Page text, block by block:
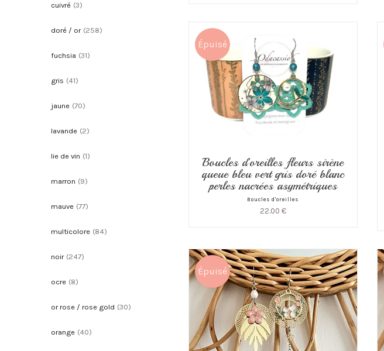
Épuisé
Boucles d’oreilles fleurs sirène
queue bleu vert gris doré blanc
perles nacrées asymétriques
Boucles d'oreilles
22.00 €
Épuisé
cuivré (3)
doré / or (258)
fuchsia (31)
gris (41)
jaune (70)
lavande (2)
lie de vin (1)
marron (9)
mauve (77)
multicolore (84)
noir (247)
ocre (8)
or rose / rose gold (30)
orange (40)